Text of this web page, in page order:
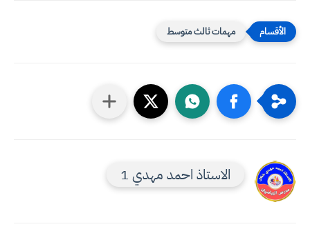
مهمات ثالث متوسط
الاستاذ احمد مهدي 1